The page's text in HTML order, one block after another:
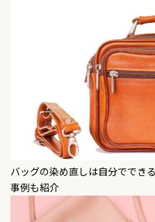
バッグの染め直しは自分ででき
事例も紹介